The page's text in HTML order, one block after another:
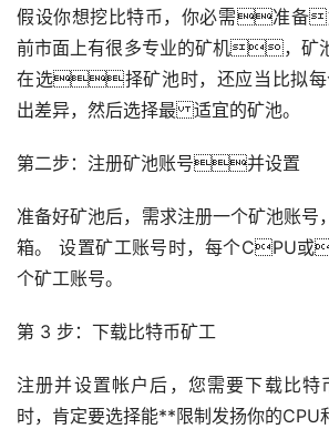
假设你想挖比特币，你必需准备
前市面上有很多专业的矿机，矿池
在选择矿池时，还应当比拟每
出差异，然后选择最 适宜的矿池。
第二步：注册矿池账号并设置
准备好矿池后，需求注册一个矿池账号
箱。 设置矿工账号时，每个CPU或
个矿工账号。
第 3 步：下载比特币矿工
注册并设置帐户后，您需要下载比
时，肯定要选择能**限制发扬你的CPU